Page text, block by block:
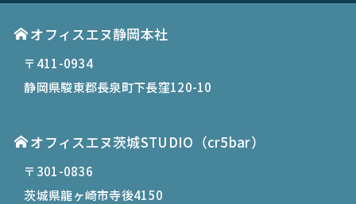
オフィスエヌ静岡本社
〒411-0934
静岡県駿東郡長泉町下長窪120-10
オフィスエヌ茨城STUDIO（cr5bar）
〒301-0836
茨城県龍ヶ崎市寺後4150